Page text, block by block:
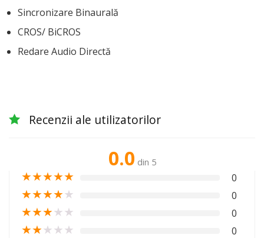
Sincronizare Binaurală
CROS/ BiCROS
Redare Audio Directă
Recenzii ale utilizatorilor
0.0 din 5
★★★★★ 0
★★★★★ 0
★★★★★ 0
★★★★★ 0